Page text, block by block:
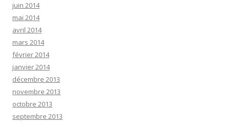
juin 2014
mai 2014
avril 2014
mars 2014
février 2014
janvier 2014
décembre 2013
novembre 2013
octobre 2013
septembre 2013